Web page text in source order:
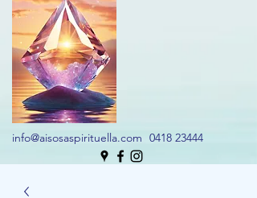
info@aisosaspirituella.com 0418 23444